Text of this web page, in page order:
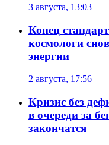
3 августа, 13:03
Конец
космологи
энергии
2 августа, 17:56
Кризис без
в очереди за
закончатся